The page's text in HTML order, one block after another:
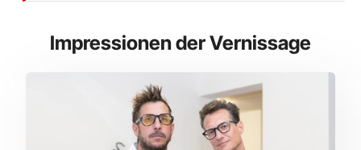
Impressionen der Vernissage